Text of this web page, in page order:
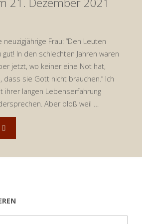
Frau: “Den Leuten
In den schlechten Jahren waren
jetzt, wo keiner eine Not hat,
dass sie Gott nicht brauchen.” Ich
ihrer langen Lebenserfahrung
Aber bloß weil …
"Der